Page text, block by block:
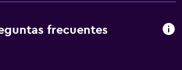
frecuentes